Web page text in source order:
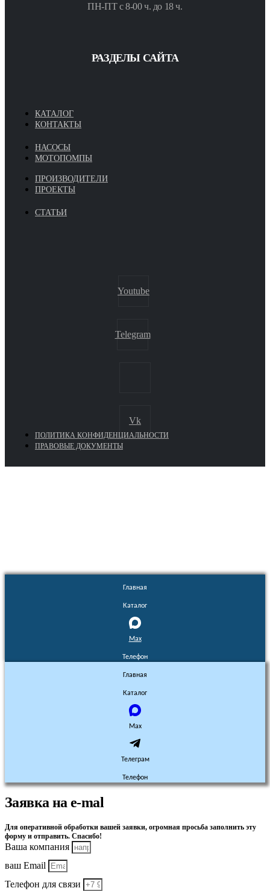
ПН-ПТ с 8-00 ч. до 18 ч.
РАЗДЕЛЫ САЙТА
КАТАЛОГ
КОНТАКТЫ
НАСОСЫ
МОТОПОМПЫ
ПРОИЗВОДИТЕЛИ
ПРОЕКТЫ
СТАТЬИ
Youtube
Telegram
Vk
ПОЛИТИКА КОНФИДЕНЦИАЛЬНОСТИ
ПРАВОВЫЕ ДОКУМЕНТЫ
Главная
Каталог
Max
Телефон
Главная
Каталог
Max
Телеграм
Телефон
Заявка на e-mal
Для оперативной обработки вашей заявки, огромная просьба заполнить эту
форму и отправить. Спасибо!
Ваша компания
ваш Email
Телефон для связи